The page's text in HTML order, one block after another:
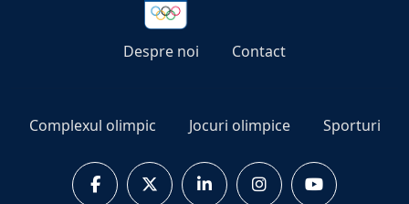
Despre noi Contact
Complexul olimpic Jocuri olimpice Sporturi